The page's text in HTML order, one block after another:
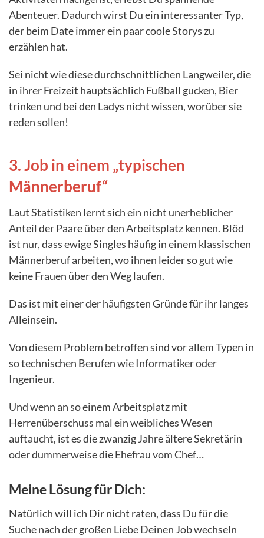
Abenteuer. Dadurch wirst Du ein interessanter Typ,
der beim Date immer ein paar coole Storys zu
erzählen hat.
Sei nicht wie diese durchschnittlichen Langweiler, die
in ihrer Freizeit hauptsächlich Fußball gucken, Bier
trinken und bei den Ladys nicht wissen, worüber sie
reden sollen!
3. Job in einem „typischen
Männerberuf“
Laut Statistiken lernt sich ein nicht unerheblicher
Anteil der Paare über den Arbeitsplatz kennen. Blöd
ist nur, dass ewige Singles häufig in einem klassischen
Männerberuf arbeiten, wo ihnen leider so gut wie
keine Frauen über den Weg laufen.
Das ist mit einer der häufigsten Gründe für ihr langes
Alleinsein.
Von diesem Problem betroffen sind vor allem Typen in
so technischen Berufen wie Informatiker oder
Ingenieur.
Und wenn an so einem Arbeitsplatz mit
Herrenüberschuss mal ein weibliches Wesen
auftaucht, ist es die zwanzig Jahre ältere Sekretärin
oder dummerweise die Ehefrau vom Chef…
Meine Lösung für Dich:
Natürlich will ich Dir nicht raten, dass Du für die
Suche nach der großen Liebe Deinen Job wechseln